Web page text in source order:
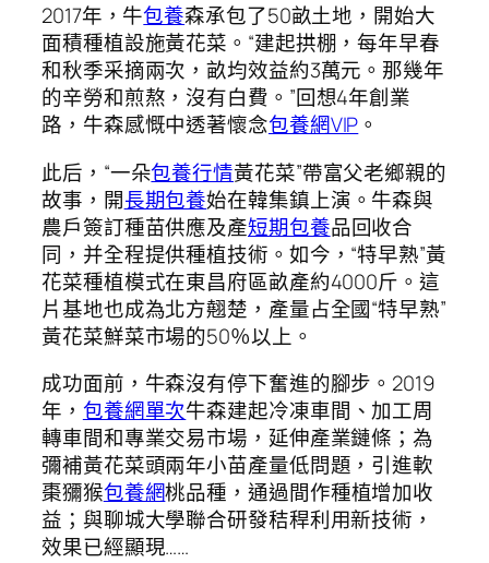
2017年，牛包養森承包了50畝土地，開始大
面積種植設施黃花菜。“建起拱棚，每年早春
和秋季采摘兩次，畝均效益約3萬元。那幾年
的辛勞和煎熬，沒有白費。”回想4年創業
路，牛森感慨中透著懷念包養網VIP 。
此后，“一朵包養行情黃花菜”帶富父老鄉親的
故事，開長期包養始在韓集鎮上演。牛森與
農戶簽訂種苗供應及產短期包養品回收合
同，并全程提供種植技術。如今，“特早熟”黃
花菜種植模式在東昌府區畝產約4000斤。這
片基地也成為北方翹楚，產量占全國“特早熟”
黃花菜鮮菜市場的50％以上。
成功面前，牛森沒有停下奮進的腳步。2019
年， 包養網單次牛森建起冷凍車間、加工周
轉車間和專業交易市場，延伸產業鏈條；為
彌補黃花菜頭兩年小苗產量低問題，引進軟
棗獼猴包養網桃品種，通過間作種植增加收
益；與聊城大學聯合研發秸稈利用新技術，
效果已經顯現……